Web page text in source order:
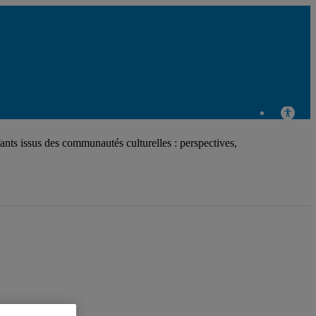
issus des communautés culturelles : perspectives,